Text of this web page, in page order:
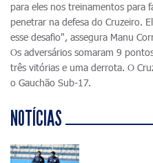
para eles nos treinamentos para
penetrar na defesa do Cruzeiro.
esse desafio", assegura Manu
Os adversários somaram 9
três vitórias e uma derrota. O
o Gauchão Sub-17.
NOTÍCIAS